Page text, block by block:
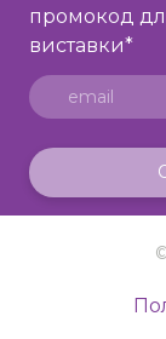
промокод
виставки*